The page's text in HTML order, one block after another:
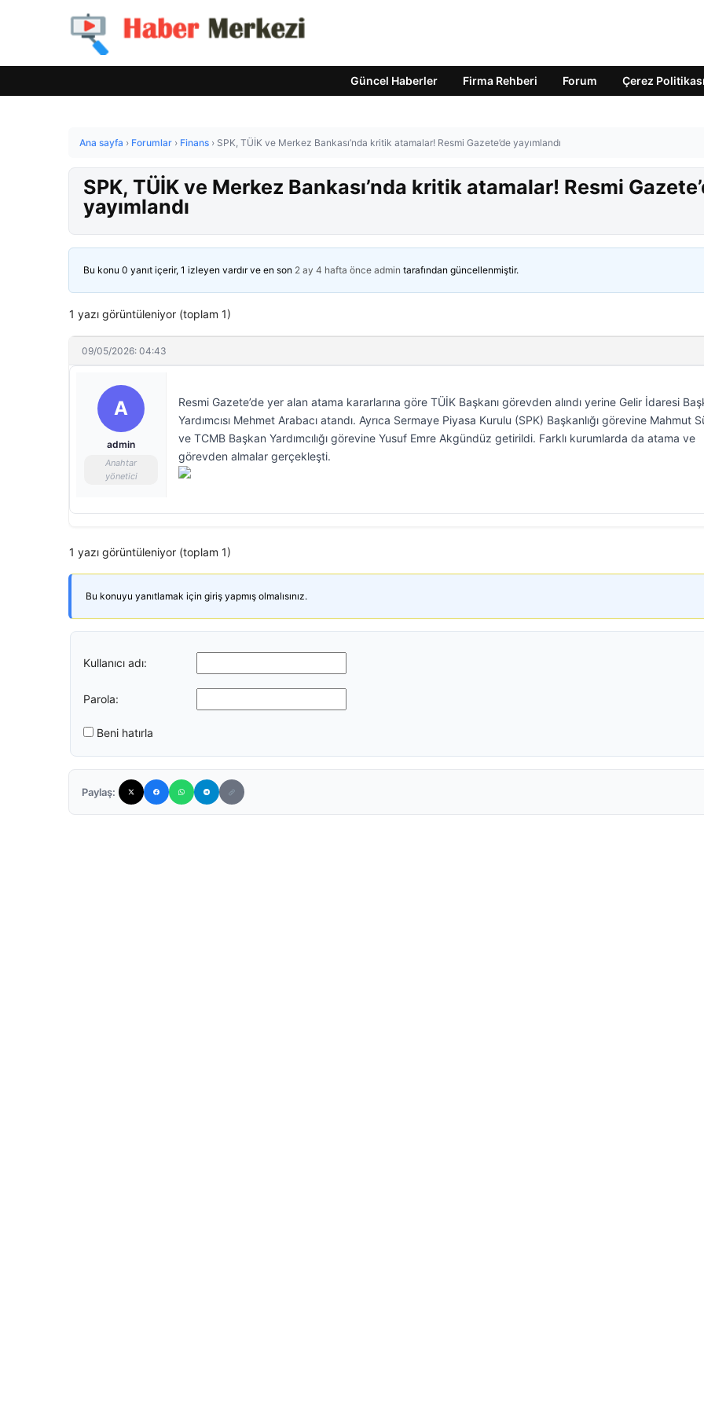
Güncel Haberler Firma Rehberi Forum Çerez Politikası
Ana sayfa › Forumlar › Finans › SPK, TÜİK ve Merkez Bankası’nda kritik atamalar! Resmi Gazete’de yayımlandı
SPK, TÜİK ve Merkez Bankası’nda kritik atamalar! Resmi
yayımlandı
Bu konu 0 yanıt içerir, 1 izleyen vardır ve en son 2 ay 4 hafta önce admin tarafından güncellenmiştir.
1 yazı görüntüleniyor (toplam 1)
09/05/2026: 04:43
A
admin
Anahtar
yönetici
Resmi Gazete’de yer alan atama kararlarına göre TÜİK Başkanı görevden alındı yerine Gelir İdaresi
Yardımcısı Mehmet Arabacı atandı. Ayrıca Sermaye Piyasa Kurulu (SPK) Başkanlığı görevine Mahmut
ve TCMB Başkan Yardımcılığı görevine Yusuf Emre Akgündüz getirildi. Farklı kurumlarda da atama ve
görevden almalar gerçekleşti.
1 yazı görüntüleniyor (toplam 1)
Bu konuyu yanıtlamak için giriş yapmış olmalısınız.
Kullanıcı adı:
Parola:
Beni hatırla
Paylaş: